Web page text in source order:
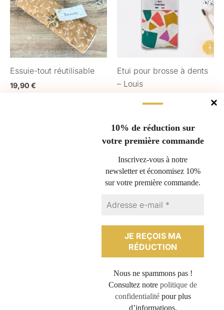
Pour offrir les meilleures expériences, nous utilisons des technologies
telles que les cookies pour stocker et/ou accéder aux informations des
traiter des données telles que le comportement de navigation ou les ID
ACCEPTER
VOIR LES PRÉFÉRENCES
10% de réduction sur
votre première commande
Inscrivez-vous à notre
newsletter et économisez 10%
sur votre première commande.
Nous ne spammons pas !
Consultez notrepolitique de
confidentialitépour plus
d’informations.
Essuie-tout réutilisable
19,90 €
Etui pour brosse à dents
– Louis
Conditions générales de vente
Politique de confidentialité